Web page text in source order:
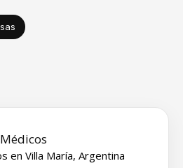
en Villa María, Argentina